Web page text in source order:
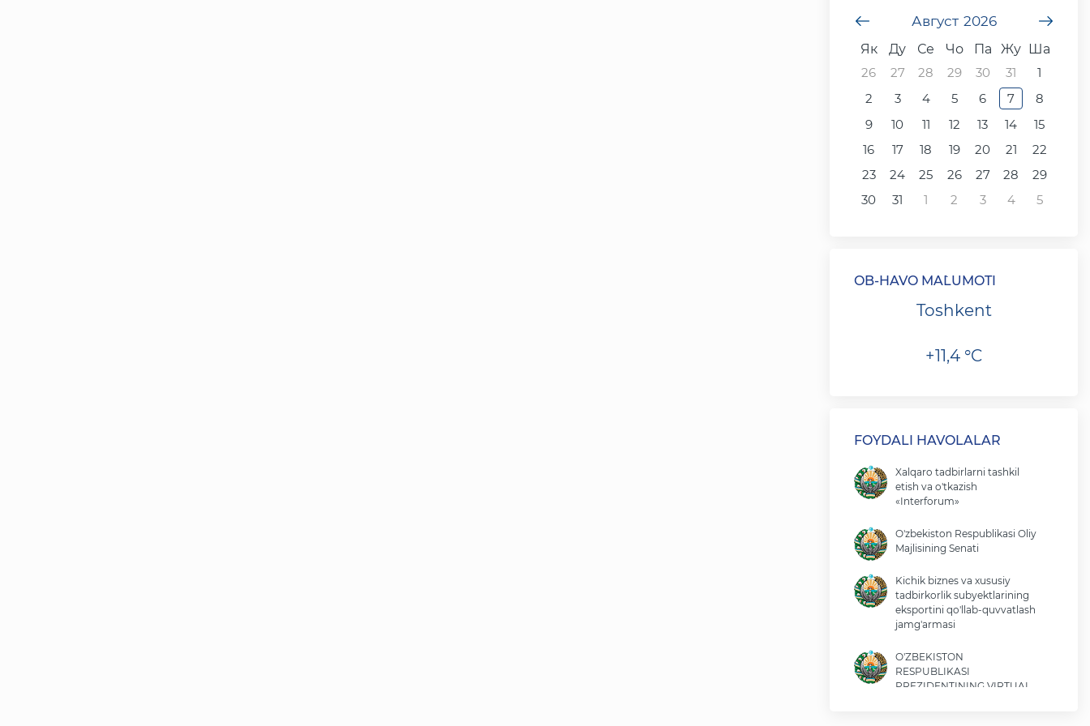
Август 2026
undefined
Як
Ду Се Чо Па Жу Ша
26
27 28 29 30 31
1
2
3 4 5 6 7
8
9
10 11 12 13 14
15
16
17 18 19 20 21
22
23
24 25 26 27 28
29
30
31 1 2 3 4 5
OB-HAVO MA`LUMOTI
Toshkent
+11,4 °C
FOYDALI HAVOLALAR
Xalqaro tadbirlarni tashkil
etish va o'tkazish
«Interforum»
O'zbekiston Respublikasi Oliy
Majlisining Senati
Kichik biznes va xususiy
tadbirkorlik subyektlarining
eksportini qo'llab-quvvatlash
jamg'armasi
O'ZBEKISTON
RESPUBLIKASI
PREZIDENTINING VIRTUAL